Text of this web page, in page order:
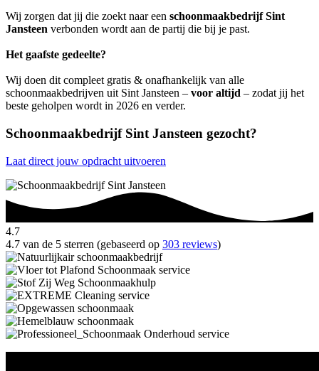
Wij zorgen dat jij die zoekt naar een schoonmaakbedrijf Sint
Jansteen verbonden wordt aan de partij die bij je past.
Het gaafste gedeelte?
Wij doen dit compleet gratis & onafhankelijk van alle
schoonmaakbedrijven uit Sint Jansteen – voor altijd – zodat jij het
beste geholpen wordt in 2026 en verder.
Schoonmaakbedrijf Sint Jansteen gezocht?
Laat direct jouw opdracht uitvoeren
4.7
4.7 van de 5 sterren (gebaseerd op 303 reviews)